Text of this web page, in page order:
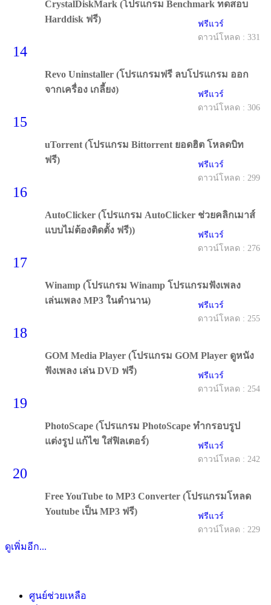
CrystalDiskMark (โปรแกรม Benchmark ทดสอบ
Harddisk ฟรี)
ฟรีแวร์
ดาวน์โหลด : 331
14
Revo Uninstaller (โปรแกรมฟรี ลบโปรแกรม ออก
จากเครื่อง เกลี้ยง)
ฟรีแวร์
ดาวน์โหลด : 306
15
uTorrent (โปรแกรม Bittorrent ยอดฮิต โหลดบิท
ฟรี)
ฟรีแวร์
ดาวน์โหลด : 299
16
AutoClicker (โปรแกรม AutoClicker ช่วยคลิกเมาส์
แบบไม่ต้องติดตั้ง ฟรี))
ฟรีแวร์
ดาวน์โหลด : 276
17
Winamp (โปรแกรม Winamp โปรแกรมฟังเพลง
เล่นเพลง MP3 ในตำนาน)
ฟรีแวร์
ดาวน์โหลด : 255
18
GOM Media Player (โปรแกรม GOM Player ดูหนัง
ฟังเพลง เล่น DVD ฟรี)
ฟรีแวร์
ดาวน์โหลด : 254
19
PhotoScape (โปรแกรม PhotoScape ทำกรอบรูป
แต่งรูป แก้ไข ใส่ฟิลเตอร์)
ฟรีแวร์
ดาวน์โหลด : 242
20
Free YouTube to MP3 Converter (โปรแกรมโหลด
Youtube เป็น MP3 ฟรี)
ฟรีแวร์
ดาวน์โหลด : 229
ดูเพิ่มอีก...
ศูนย์ช่วยเหลือ